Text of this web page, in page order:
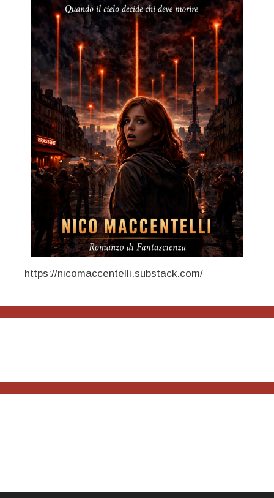
https://nicomaccentelli.substack.com/